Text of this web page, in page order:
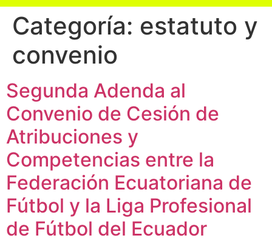
Categoría: estatuto y
convenio
Segunda Adenda al
Convenio de Cesión de
Atribuciones y
Competencias entre la
Federación Ecuatoriana de
Fútbol y la Liga Profesional
de Fútbol del Ecuador